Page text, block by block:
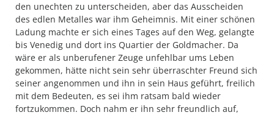
den unechten zu unterscheiden, aber das Ausscheiden
des edlen Metalles war ihm Geheimnis. Mit einer schönen
Ladung machte er sich eines Tages auf den Weg, gelangte
bis Venedig und dort ins Quartier der Goldmacher. Da
wäre er als unberufener Zeuge unfehlbar ums Leben
gekommen, hätte nicht sein sehr überraschter Freund sich
seiner angenommen und ihn in sein Haus geführt, freilich
mit dem Bedeuten, es sei ihm ratsam bald wieder
fortzukommen. Doch nahm er ihn sehr freundlich auf,